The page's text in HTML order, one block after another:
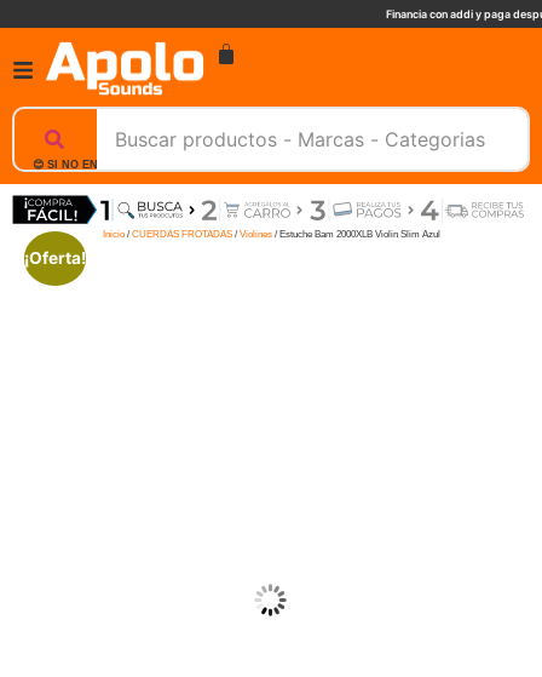
Financia con addi y paga
😊 SI NO ENCUENTRAS UN PRODUCTO, NOSOTROS TE AYUDAMOS, ESCRIBENOS. 📲
Inicio/ CUERDAS FROTADAS/ Violines/ Estuche Bam 2000XLB Violin Slim Azul
¡Oferta!